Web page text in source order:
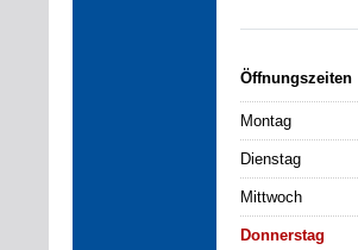
Öffnungszeiten
Montag
Dienstag
Mittwoch
Donnerstag